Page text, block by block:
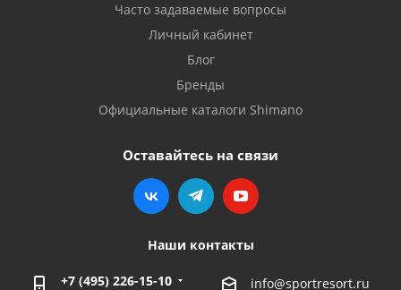
Часто задаваемые вопросы
Личный кабинет
Блог
Бренды
Официальные каталоги Shimano
Оставайтесь на связи
Наши контакты
+7 (495) 226-15-10 info@sportresort.ru